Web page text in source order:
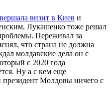
визит в Киев и
Лукашенко тоже решал
Переживал за
что страна не должна
молдавские дела он с
с 2020 года
Ну а с кем еще
Молдовы ничего с